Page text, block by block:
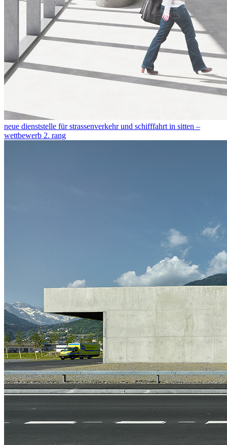
neue dienststelle für strassenverkehr und schifffahrt in sitten –
wettbewerb 2. rang